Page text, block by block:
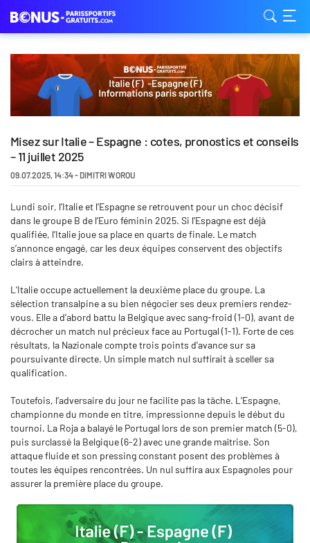
Misez sur Italie – Espagne : cotes, pronostics et conseils
– 11 juillet 2025
09.07.2025,14:34- DIMITRI WOROU
Lundi soir, l’Italie et l’Espagne se retrouvent pour un choc décisif
dans le groupe B de l’Euro féminin 2025. Si l’Espagne est déjà
qualifiée, l’Italie joue sa place en quarts de finale. Le match
s’annonce engagé, car les deux équipes conservent des objectifs
clairs à atteindre.
L’Italie occupe actuellement la deuxième place du groupe. La
sélection transalpine a su bien négocier ses deux premiers rendez-
vous. Elle a d’abord battu la Belgique avec sang-froid (1-0), avant de
décrocher un match nul précieux face au Portugal (1-1). Forte de ces
résultats, la Nazionale compte trois points d’avance sur sa
poursuivante directe. Un simple match nul suffirait à sceller sa
qualification.
Toutefois, l’adversaire du jour ne facilite pas la tâche. L’Espagne,
championne du monde en titre, impressionne depuis le début du
tournoi. La Roja a balayé le Portugal lors de son premier match (5-0),
puis surclassé la Belgique (6-2) avec une grande maîtrise. Son
attaque fluide et son pressing constant posent des problèmes à
toutes les équipes rencontrées. Un nul suffira aux Espagnoles pour
assurer la première place du groupe.